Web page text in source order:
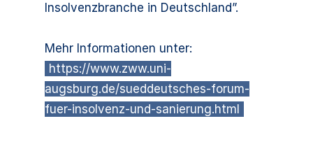
Insolvenzbranche in Deutschland”.
Mehr Informationen unter:
https://www.zww.uni-
augsburg.de/sueddeutsches-forum-
fuer-insolvenz-und-sanierung.html